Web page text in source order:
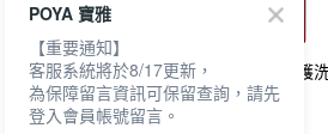
絲易康植萃健髮洗髮精
500ml蓬鬆豐盈
NT$299
絲易康薑活修護
500ml
POYA 寶雅
【重要通知】
客服系統將於8/17更新，
為保障留言資訊可保留查詢，請先
登入會員帳號留言。